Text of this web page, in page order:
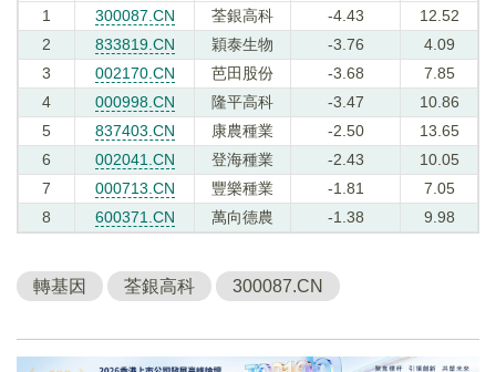
1
300087.CN 荃銀高科 -4.43
12.52
2
833819.CN 穎泰生物 -3.76
4.09
3
002170.CN 芭田股份 -3.68
7.85
4
000998.CN 隆平高科 -3.47
10.86
5
837403.CN 康農種業 -2.50
13.65
6
002041.CN 登海種業 -2.43
10.05
7
000713.CN 豐樂種業 -1.81
7.05
8
600371.CN 萬向德農 -1.38 9.98
轉基因 荃銀高科 300087.CN